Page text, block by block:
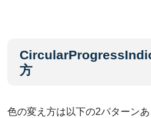
方
色の変え方は以下の2パターンあ